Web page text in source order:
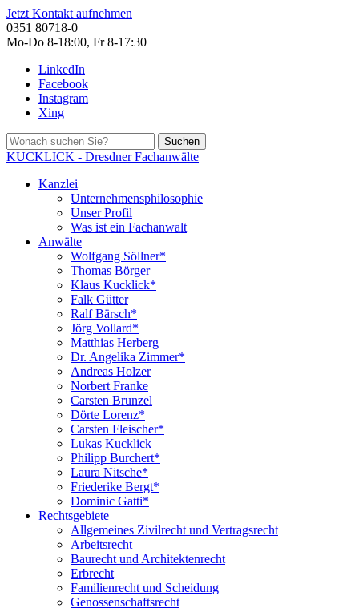
Jetzt Kontakt aufnehmen
0351 80718-0
Mo-Do 8-18:00, Fr 8-17:30
LinkedIn
Facebook
Instagram
Xing
Suchen
KUCKLICK - Dresdner Fachanwälte
Kanzlei
Unternehmensphilosophie
Unser Profil
Was ist ein Fachanwalt
Anwälte
Wolfgang Söllner*
Thomas Börger
Klaus Kucklick*
Falk Gütter
Ralf Bärsch*
Jörg Vollard*
Matthias Herberg
Dr. Angelika Zimmer*
Andreas Holzer
Norbert Franke
Carsten Brunzel
Dörte Lorenz*
Carsten Fleischer*
Lukas Kucklick
Philipp Burchert*
Laura Nitsche*
Friederike Bergt*
Dominic Gatti*
Rechtsgebiete
Allgemeines Zivilrecht und Vertragsrecht
Arbeitsrecht
Baurecht und Architektenrecht
Erbrecht
Familienrecht und Scheidung
Genossenschaftsrecht